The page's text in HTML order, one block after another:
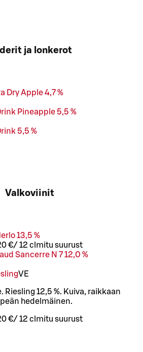
ja lonkerot
Dry Apple 4,7 %
Pineapple 5,5 %
5,5 %
Valkoviinit
13,5 %
€/ 12 cl mitu suurust
Sancerre N 7 12,0 %
VE
Riesling 12,5 %. Kuiva, raikkaan
hedelmäinen.
€/ 12 cl mitu suurust